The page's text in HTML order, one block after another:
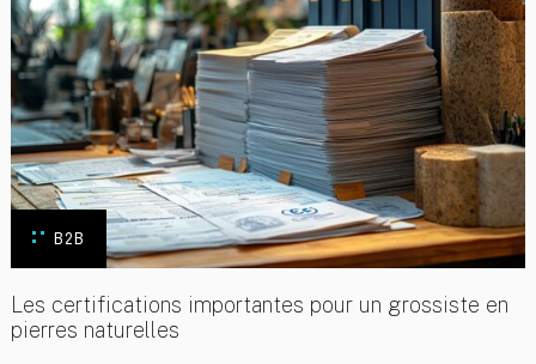
B2B
Les certifications importantes pour un grossiste en
pierres naturelles